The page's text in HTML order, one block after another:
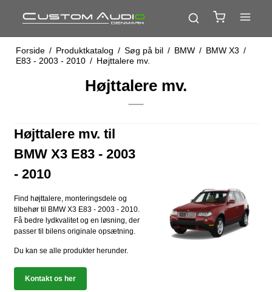
Forside / Produktkatalog / Søg på bil / BMW / BMW X3 /
E83 - 2003 - 2010 / Højttalere mv.
Højttalere mv.
Højttalere mv. til
BMW X3 E83 - 2003
- 2010
Find højttalere, monteringsdele og
tilbehør til BMW X3 E83 - 2003 - 2010.
Få bedre lydkvalitet og en løsning, der
passer til bilens originale opsætning.
Du kan se alle produkter herunder.
Kontakt os her